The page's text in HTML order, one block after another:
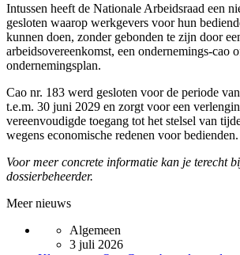
Intussen heeft de Nationale Arbeidsraad een
gesloten waarop werkgevers voor hun
kunnen doen, zonder gebonden te zijn door
arbeidsovereenkomst, een ondernemings-cao
ondernemingsplan.
Cao nr. 183 werd gesloten voor de periode
t.e.m. 30 juni 2029 en zorgt voor een
vereenvoudigde toegang tot het stelsel van
wegens economische redenen voor bedienden.
Voor meer concrete informatie kan je terecht
dossierbeheerder.
Meer nieuws
Algemeen
3 juli 2026